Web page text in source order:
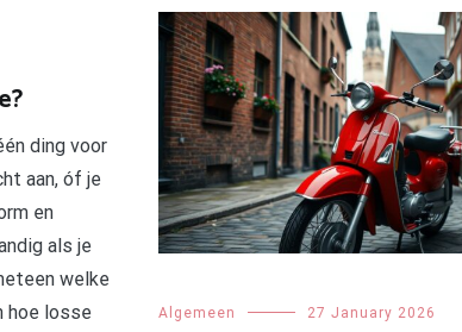
ding voor
aan, óf je
en
als je
welke
hoe losse
Algemeen 27 January 2026